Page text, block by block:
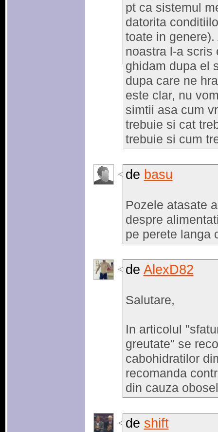
pt ca sistemul
datorita
toate in
noastra l-a scris
ghidam dupa el
dupa care ne
este clar, nu
simtii asa cum
trebuie si cat
trebuie si cum
de basu
Pozele atasate
despre
pe perete langa
de AlexD82
Salutare,
In articolul
greutate" se
cabohidratilor
recomanda
din cauza
de shift